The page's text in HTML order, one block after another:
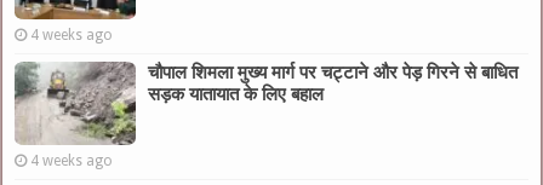
4 weeks ago
चौपाल शिमला मुख्य मार्ग पर चट्टाने और पेड़ गिरने से बाधित
सड़क यातायात के लिए बहाल
4 weeks ago